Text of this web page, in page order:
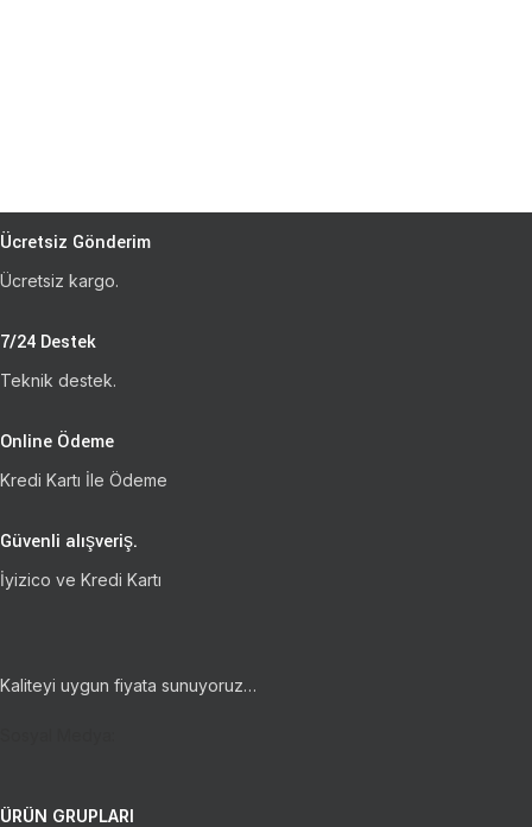
Ücretsiz Gönderim
Ücretsiz kargo.
7/24 Destek
Teknik destek.
Online Ödeme
Kredi Kartı İle Ödeme
Güvenli alışveriş.
İyizico ve Kredi Kartı
Kaliteyi uygun fiyata sunuyoruz…
ÜRÜN GRUPLARI